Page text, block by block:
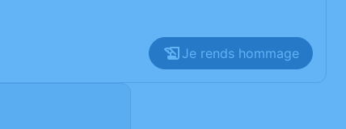
Je rends hommage